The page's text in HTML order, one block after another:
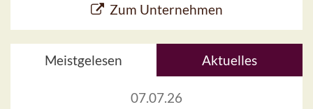
Zum Unternehmen
Meistgelesen Aktuelles
07.07.26